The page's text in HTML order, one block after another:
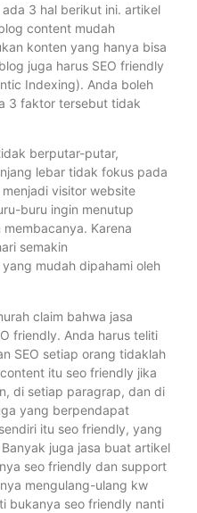
3 hal berikut ini. artikel
content mudah
konten yang hanya bisa
juga harus SEO friendly
Indexing). Anda boleh
3 faktor tersebut tidak
berputar-putar,
lebar tidak fokus pada
visitor website
buru ingin menutup
Karena
semakin
mudah dipahami oleh
claim bahwa jasa
friendly. Anda harus teliti
SEO setiap orang tidaklah
itu seo friendly jika
di setiap paragrap, dan di
yang berpendapat
itu seo friendly, yang
juga jasa buat artikel
seo friendly dan support
mengulang-ulang kw
bukanya seo friendly nanti